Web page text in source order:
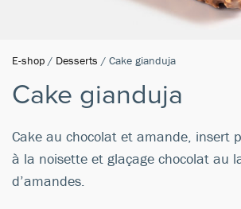
E-shop / Desserts / Cake gianduja
Cake gianduja
Cake au chocolat et amande, insert
à la noisette et glaçage chocolat au
d’amandes.